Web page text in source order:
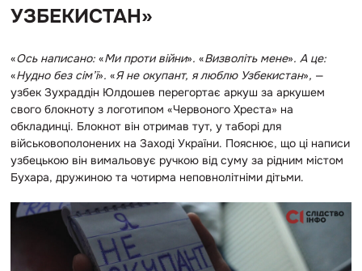
УЗБЕКИСТАН»
«Ось написано: «Ми проти війни». «Визволіть мене». А це:
«Нудно без сім’ї». «Я не окупант, я люблю Узбекистан», —
узбек Зухраддін Юлдошев перегортає аркуш за аркушем
свого блокноту з логотипом «Червоного Хреста» на
обкладинці. Блокнот він отримав тут, у таборі для
військовополонених на Заході України. Пояснює, що ці написи
узбецькою він вимальовує ручкою від суму за рідним містом
Бухара, дружиною та чотирма неповнолітніми дітьми.